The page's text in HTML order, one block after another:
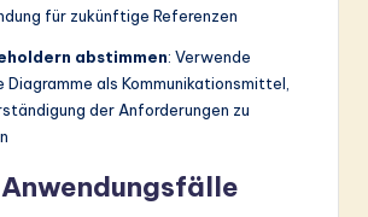
für zukünftige Referenzen
abstimmen: Verwende
als Kommunikationsmittel,
der Anforderungen zu